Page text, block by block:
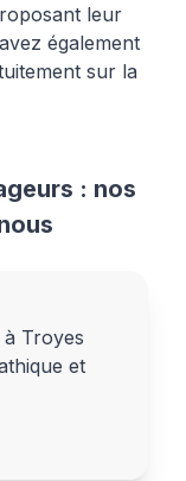
leur
également
sur la
: nos
Troyes
et